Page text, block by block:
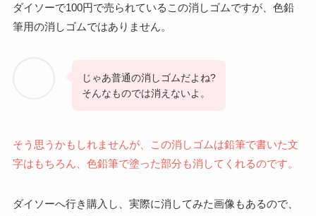
ダイソーで100円で売られているこの消しゴムですが、色鉛
筆用の消しゴムではありません。
じゃあ普通の消しゴムだよね?
そんなものでは消えないよ。
そう思うかもしれませんが、この消しゴムは鉛筆で書いた文
字はもちろん、色鉛筆で塗った部分も消してくれるのです。
ダイソーへ行き購入し、実際に消してみた画像もあるので、